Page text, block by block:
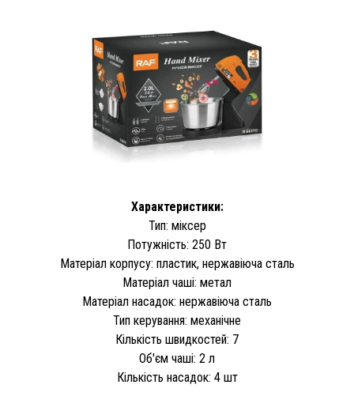
Характеристики:
Тип: міксер
Потужність: 250 Вт
Матеріал корпусу: пластик, нержавіюча сталь
Матеріал чаші: метал
Матеріал насадок: нержавіюча сталь
Тип керування: механічне
Кількість швидкостей: 7
Об'єм чаші: 2 л
Кількість насадок: 4 шт